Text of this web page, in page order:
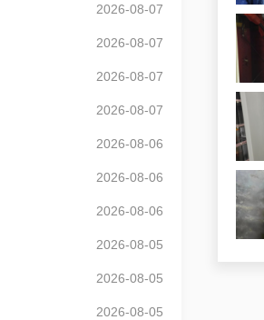
2026-08-07
2026-08-07
2026-08-07
2026-08-07
2026-08-06
2026-08-06
2026-08-06
2026-08-05
2026-08-05
2026-08-05